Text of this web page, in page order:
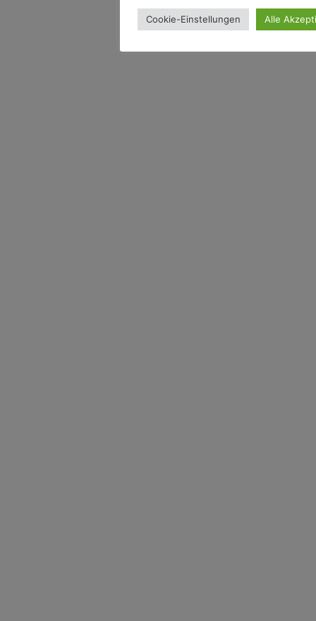
Cookie-Einstellungen Alle